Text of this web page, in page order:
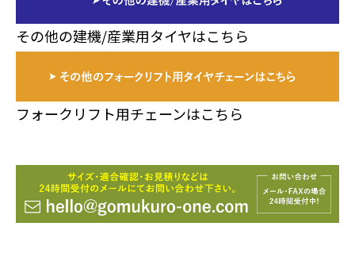
その他の建機/産業用タイヤはこちら
フォークリフト用チェーンはこちら